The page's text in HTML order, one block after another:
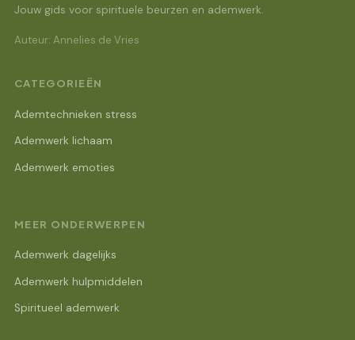
Jouw gids voor spirituele beurzen en ademwerk.
Auteur: Annelies de Vries
CATEGORIEËN
Ademtechnieken stress
Ademwerk lichaam
Ademwerk emoties
MEER ONDERWERPEN
Ademwerk dagelijks
Ademwerk hulpmiddelen
Spiritueel ademwerk